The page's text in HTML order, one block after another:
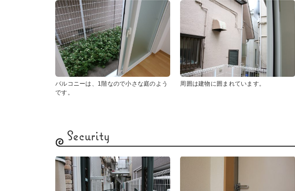
バルコニーは、1階なので小さな庭のよう
です。
周囲は建物に囲まれています。
Security